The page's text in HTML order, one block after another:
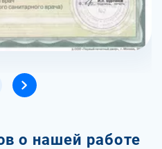
о нашей работе